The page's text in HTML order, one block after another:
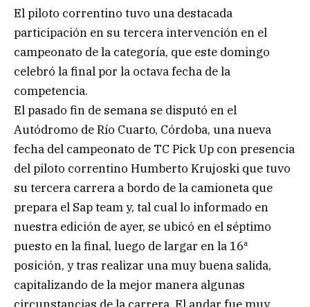
El piloto correntino tuvo una destacada
participación en su tercera intervención en el
campeonato de la categoría, que este domingo
celebró la final por la octava fecha de la
competencia.
El pasado fin de semana se disputó en el
Autódromo de Río Cuarto, Córdoba, una nueva
fecha del campeonato de TC Pick Up con presencia
del piloto correntino Humberto Krujoski que tuvo
su tercera carrera a bordo de la camioneta que
prepara el Sap team y, tal cual lo informado en
nuestra edición de ayer, se ubicó en el séptimo
puesto en la final, luego de largar en la 16ª
posición, y tras realizar una muy buena salida,
capitalizando de la mejor manera algunas
circunstancias de la carrera. El andar fue muy